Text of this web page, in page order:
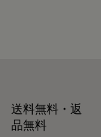
送料無料・返
品無料